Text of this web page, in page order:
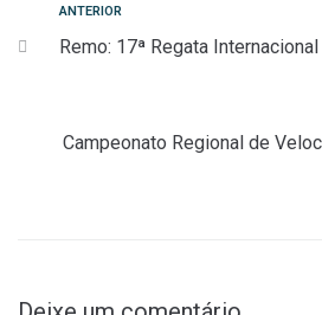
Navegação
de
Anterior
ANTERIOR
Remo: 17ª Regata
Campeonato Regional de